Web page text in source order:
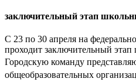
заключительный этап
С 23 по 30 апреля на
проходит заключительный
Городскую команду
общеобразовательных